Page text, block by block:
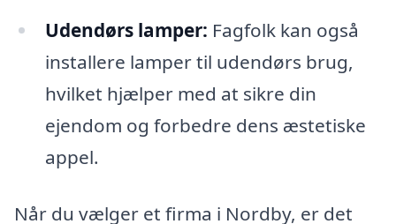
Udendørs lamper: Fagfolk kan også
installere lamper til udendørs brug,
hvilket hjælper med at sikre din
ejendom og forbedre dens æstetiske
appel.
Når du vælger et firma i Nordby, er det